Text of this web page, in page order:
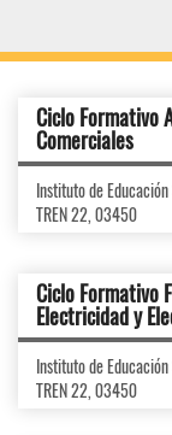
Ciclo Formativo
Comerciales
Instituto de Educación
TREN 22, 03450
Ciclo Formativo
Electricidad y
Instituto de Educación
TREN 22, 03450